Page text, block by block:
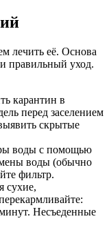
лечить её. Основа
правильный уход.
карантин в
перед заселением
скрытые
воды с помощью
воды (обычно
фильтр.
сухие,
Несъеденные